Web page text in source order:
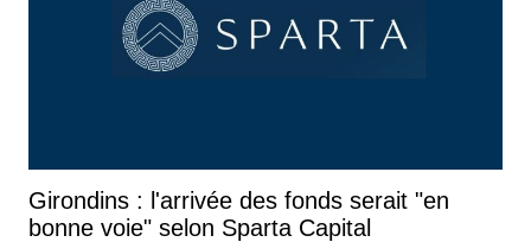
Girondins : l'arrivée des fonds serait "en
bonne voie" selon Sparta Capital